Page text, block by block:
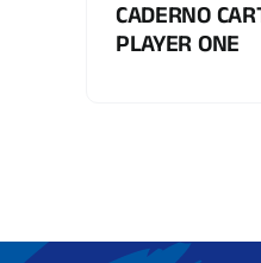
CADERNO
PLAYER ONE